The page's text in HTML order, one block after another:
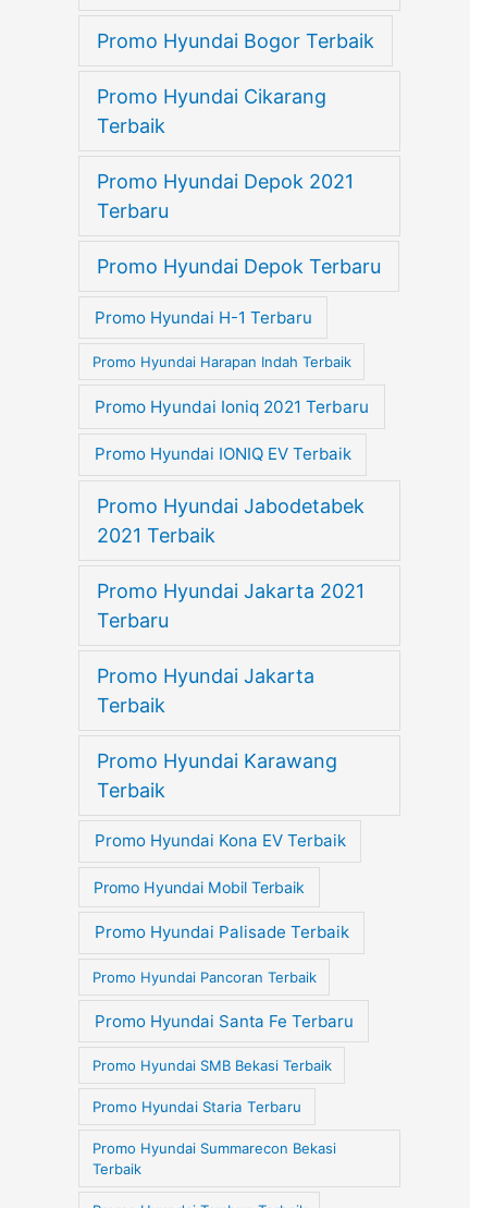
Promo Hyundai Bogor Terbaik
Promo Hyundai Cikarang
Terbaik
Promo Hyundai Depok 2021
Terbaru
Promo Hyundai Depok Terbaru
Promo Hyundai H-1 Terbaru
Promo Hyundai Harapan Indah Terbaik
Promo Hyundai Ioniq 2021 Terbaru
Promo Hyundai IONIQ EV Terbaik
Promo Hyundai Jabodetabek
2021 Terbaik
Promo Hyundai Jakarta 2021
Terbaru
Promo Hyundai Jakarta
Terbaik
Promo Hyundai Karawang
Terbaik
Promo Hyundai Kona EV Terbaik
Promo Hyundai Mobil Terbaik
Promo Hyundai Palisade Terbaik
Promo Hyundai Pancoran Terbaik
Promo Hyundai Santa Fe Terbaru
Promo Hyundai SMB Bekasi Terbaik
Promo Hyundai Staria Terbaru
Promo Hyundai Summarecon Bekasi
Terbaik